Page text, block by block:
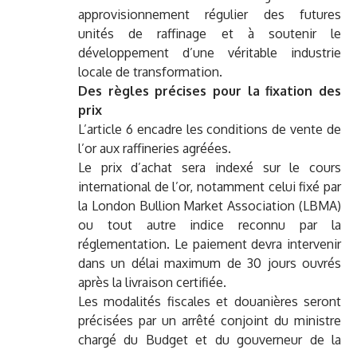
approvisionnement régulier des futures
unités de raffinage et à soutenir le
développement d’une véritable industrie
locale de transformation.
Des règles précises pour la fixation des
prix
L’article 6 encadre les conditions de vente de
l’or aux raffineries agréées.
Le prix d’achat sera indexé sur le cours
international de l’or, notamment celui fixé par
la London Bullion Market Association (LBMA)
ou tout autre indice reconnu par la
réglementation. Le paiement devra intervenir
dans un délai maximum de 30 jours ouvrés
après la livraison certifiée.
Les modalités fiscales et douanières seront
précisées par un arrêté conjoint du ministre
chargé du Budget et du gouverneur de la